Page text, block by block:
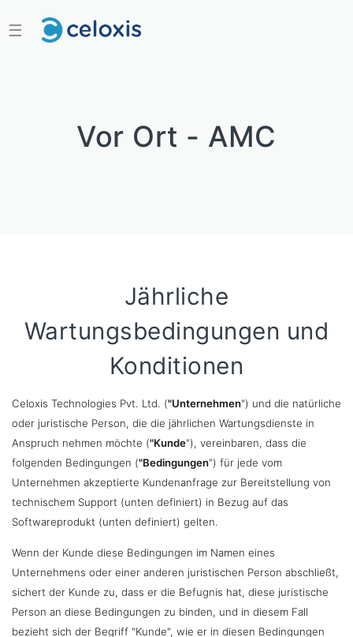
☰
Vor Ort - AMC
Jährliche
Wartungsbedingungen und
Konditionen
Celoxis Technologies Pvt. Ltd. ("Unternehmen") und die natürliche
oder juristische Person, die die jährlichen Wartungsdienste in
Anspruch nehmen möchte ("Kunde"), vereinbaren, dass die
folgenden Bedingungen ("Bedingungen") für jede vom
Unternehmen akzeptierte Kundenanfrage zur Bereitstellung von
technischem Support (unten definiert) in Bezug auf das
Softwareprodukt (unten definiert) gelten.
Wenn der Kunde diese Bedingungen im Namen eines
Unternehmens oder einer anderen juristischen Person abschließt,
sichert der Kunde zu, dass er die Befugnis hat, diese juristische
Person an diese Bedingungen zu binden, und in diesem Fall
bezieht sich der Begriff "Kunde", wie er in diesen Bedingungen